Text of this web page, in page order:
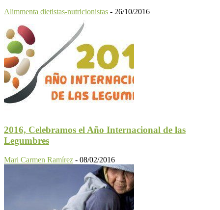
Alimmenta dietistas-nutricionistas - 26/10/2016
2016, Celebramos el Año Internacional de las
Legumbres
Mari Carmen Ramírez - 08/02/2016